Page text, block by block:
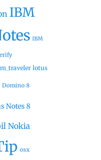
IBM
IBM
lotus
Domino 8
Notes 8
Nokia
osx